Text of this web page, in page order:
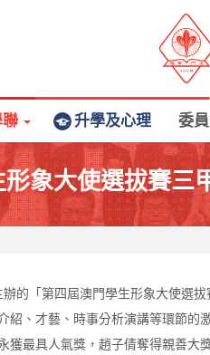
聯 升學及心理 委
象大使選拔賽三
的「第四屆澳門學生形象大使選
紹、才藝、時事分析演講等環節的
獲最具人氣獎，趙子倩奪得親善大